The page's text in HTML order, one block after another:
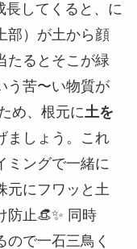
長してくると、に
部）が土から顔
たるとそこが緑
う苦〜い物質が
め、根元に土を
ましょう。これ
ミングで一緒に
元にフワッと土
防止👒✨ 同時
ので一石三鳥く